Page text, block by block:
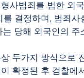
사범죄를 범한 외
를 결정하며, 범죄
는 당해 외국인의
두가지 방식으로
확정된 후 검찰에